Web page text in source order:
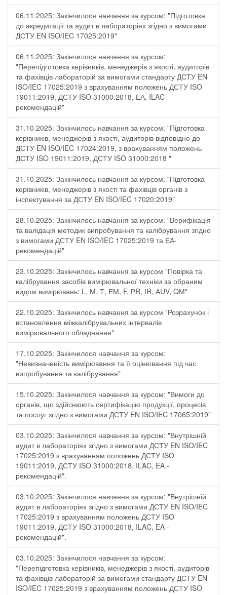
06.11.2025: Закінчилося навчання за курсом: "Підготовка
до акредитації та аудит в лабораторіях згідно з вимогами
ДСТУ EN ISO/IEC 17025:2019"
06.11.2025: Закінчилося навчання за курсом:
"Перепідготовка керівників, менеджерів з якості, аудиторів
та фахівців лабораторій за вимогами стандарту ДСТУ EN
ISO/IEC 17025:2019 з врахуванням положень ДСТУ ISO
19011:2019, ДСТУ ISO 31000:2018, ЕА, ILAC-
рекомендацій"
31.10.2025: Закінчилось навчання за курсом: "Підготовка
керівників, менеджерів з якості, аудиторів відповідно до
ДСТУ EN ISO/IEC 17024:2019, з врахуванням положень
ДСТУ ISO 19011:2019, ДСТУ ISO 31000:2018 "
31.10.2025: Закінчилось навчання за курсом: "Підготовка
керівників, менеджерів з якості та фахівців органів з
інспектування за ДСТУ EN ISO/IEC 17020:2019"
28.10.2025: Закінчилось навчання за курсом: "Верифікація
та валідація методик випробування та калібрування згідно
з вимогами ДСТУ EN ISO/IEC 17025:2019 та ЕА-
рекомендацій"
23.10.2025: Закінчилось навчання за курсом "Повірка та
калібрування засобів вимірювальної техніки за обраним
видом вимірювань: L, М, Т, ЕМ, F, РR, ІR, АUV, QМ"
22.10.2025: Закінчилось навчання за курсом "Розрахунок і
встановлення міжкалібрувальних інтервалів
вимірювального обладнання"
17.10.2025: Закінчилося навчання за курсом:
"Невизначеність вимірювання та її оцінювання під час
випробування та калібрування"
15.10.2025: Закінчилося навчання за курсом: "Вимоги до
органів, що здійснюють сертифікацію продукції, процесів
та послуг згідно з вимогами ДСТУ EN ISO/IEC 17065:2019"
03.10.2025: Закінчилося навчання за курсом: "Внутрішній
аудит в лабораторіях згідно з вимогами ДСТУ EN ISO/IEC
17025:2019 з врахуванням положень ДСТУ ISO
19011:2019, ДСТУ ISO 31000:2018, ILAC, EA -
рекомендацій".
03.10.2025: Закінчилося навчання за курсом: "Внутрішній
аудит в лабораторіях згідно з вимогами ДСТУ EN ISO/IEC
17025:2019 з врахуванням положень ДСТУ ISO
19011:2019, ДСТУ ISO 31000:2018, ILAC, EA -
рекомендацій".
03.10.2025: Закінчилося навчання за курсом:
"Перепідготовка керівників, менеджерів з якості, аудиторів
та фахівців лабораторій за вимогами стандарту ДСТУ EN
ISO/IEC 17025:2019 з врахуванням положень ДСТУ ISO